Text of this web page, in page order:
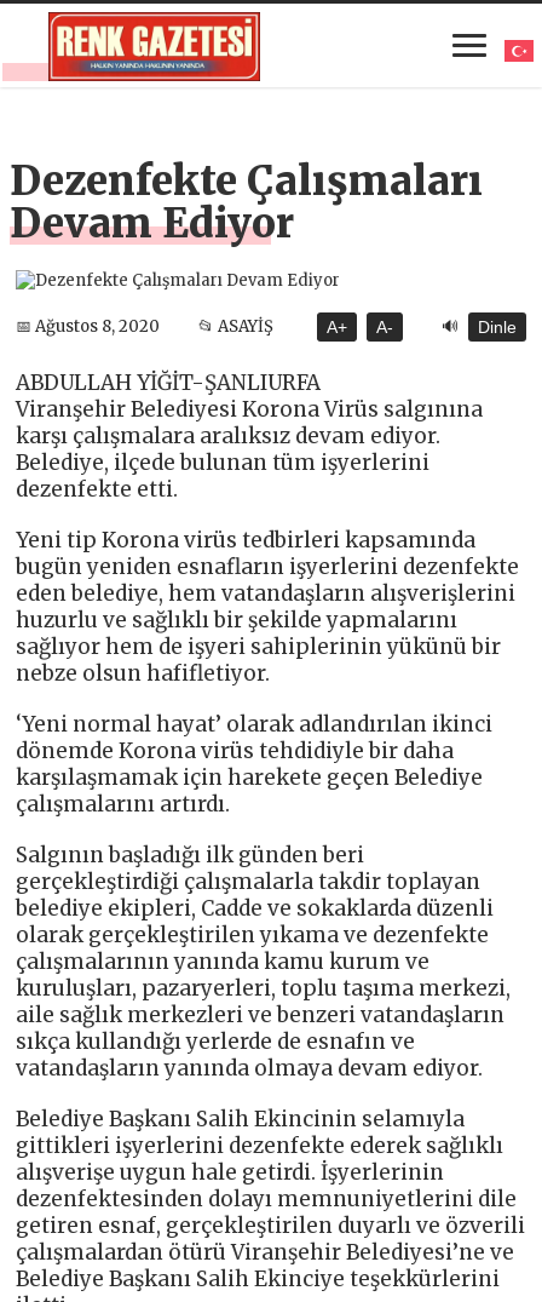
Dezenfekte Çalışmaları
Devam Ediyor
📅 Ağustos 8, 2020 📂 ASAYİŞ A+ A- 🔊 Dinle
ABDULLAH YİĞİT-ŞANLIURFA
Viranşehir Belediyesi Korona Virüs salgınına
karşı çalışmalara aralıksız devam ediyor.
Belediye, ilçede bulunan tüm işyerlerini
dezenfekte etti.
Yeni tip Korona virüs tedbirleri kapsamında
bugün yeniden esnafların işyerlerini dezenfekte
eden belediye, hem vatandaşların alışverişlerini
huzurlu ve sağlıklı bir şekilde yapmalarını
sağlıyor hem de işyeri sahiplerinin yükünü bir
nebze olsun hafifletiyor.
‘Yeni normal hayat’ olarak adlandırılan ikinci
dönemde Korona virüs tehdidiyle bir daha
karşılaşmamak için harekete geçen Belediye
çalışmalarını artırdı.
Salgının başladığı ilk günden beri
gerçekleştirdiği çalışmalarla takdir toplayan
belediye ekipleri, Cadde ve sokaklarda düzenli
olarak gerçekleştirilen yıkama ve dezenfekte
çalışmalarının yanında kamu kurum ve
kuruluşları, pazaryerleri, toplu taşıma merkezi,
aile sağlık merkezleri ve benzeri vatandaşların
sıkça kullandığı yerlerde de esnafın ve
vatandaşların yanında olmaya devam ediyor.
Belediye Başkanı Salih Ekincinin selamıyla
gittikleri işyerlerini dezenfekte ederek sağlıklı
alışverişe uygun hale getirdi. İşyerlerinin
dezenfektesinden dolayı memnuniyetlerini dile
getiren esnaf, gerçekleştirilen duyarlı ve özverili
çalışmalardan ötürü Viranşehir Belediyesi’ne ve
Belediye Başkanı Salih Ekinciye teşekkürlerini